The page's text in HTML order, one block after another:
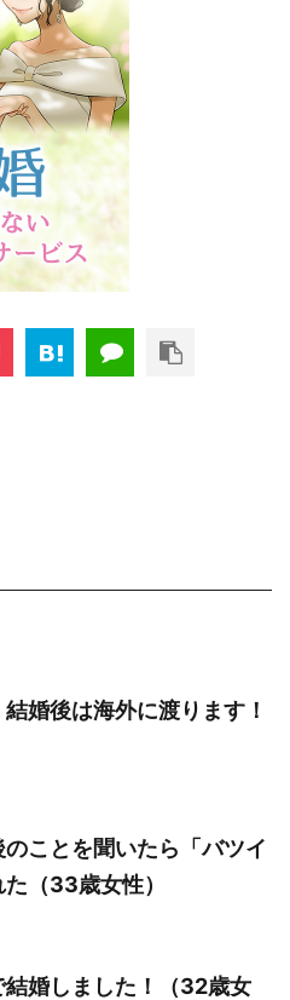
婚後は海外に渡ります！
ことを聞いたら「バツイ
（33歳女性）
婚しました！（32歳女